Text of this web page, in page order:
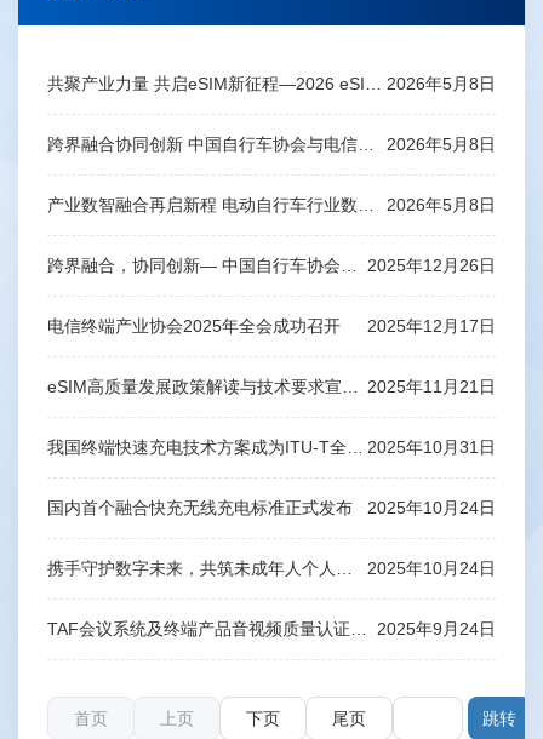
2026年5月8日
2026年5月8日
2026年5月8日
2025年12月26日
电信终端产业协会2025年全会成功召开 2025年12月17日
2025年11月21日
2025年10月31日
国内首个融合快充无线充电标准正式发布 2025年10月24日
2025年10月24日
2025年9月24日
首页 上页 下页 尾页